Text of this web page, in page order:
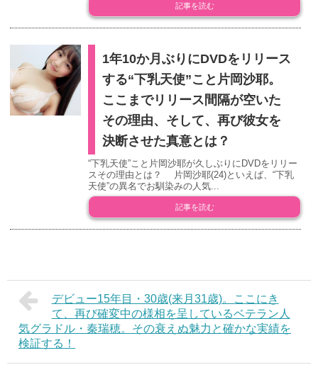
記事を読む
1年10か月ぶりにDVDをリリース
する“下乳天使”こと片岡沙耶。
ここまでリリース間隔が空いた
その理由、そして、再び彼女を
決断させた真意とは？
“下乳天使”こと片岡沙耶が久しぶりにDVDをリリー
スその理由とは？ 片岡沙耶(24)といえば、“下乳
天使”の異名でお馴染みの人気...
記事を読む
デビュー15年目・30歳(来月31歳)。ここにき
て、再び確変中の様相を呈しているベテラン人
気グラドル・秦瑞穂。その衰えぬ魅力と確かな実績を
検証する！